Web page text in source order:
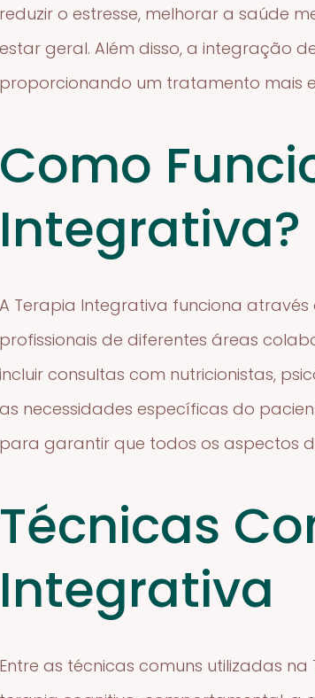
reduzir o estresse, melhorar a saúde
estar geral. Além disso, a integração
proporcionando um tratamento mais
Como
Integrativa?
A Terapia Integrativa funciona
profissionais de diferentes áreas
incluir consultas com nutricionistas,
as necessidades específicas do
para garantir que todos os aspectos
Técnicas
Integrativa
Entre as técnicas comuns utilizadas